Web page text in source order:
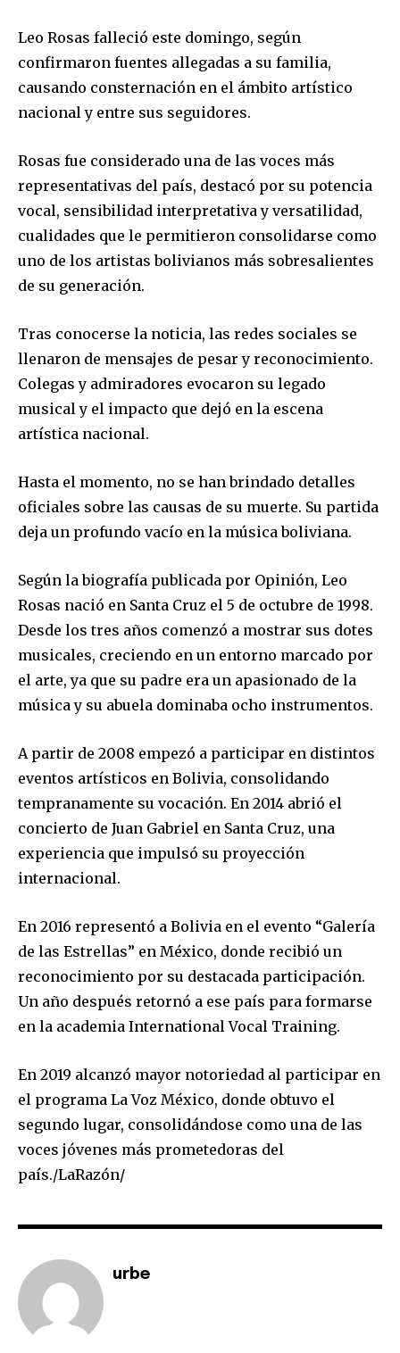
Join our community of
SUBSCRIBERS and be part of the
conversation.
or click the subscribe button below. Don't worry, we respect
your privacy and won't spam your inbox. Your information is
safe with us.
SUBSCRIBE
I've read and accept the
Leo Rosas falleció este domingo, según
confirmaron fuentes allegadas a su familia,
causando consternación en el ámbito artístico
nacional y entre sus seguidores.
Rosas fue considerado una de las voces más
representativas del país, destacó por su potencia
vocal, sensibilidad interpretativa y versatilidad,
cualidades que le permitieron consolidarse como
uno de los artistas bolivianos más sobresalientes
de su generación.
Tras conocerse la noticia, las redes sociales se
llenaron de mensajes de pesar y reconocimiento.
Colegas y admiradores evocaron su legado
musical y el impacto que dejó en la escena
artística nacional.
Hasta el momento, no se han brindado detalles
oficiales sobre las causas de su muerte. Su partida
deja un profundo vacío en la música boliviana.
Según la biografía publicada por Opinión, Leo
Rosas nació en Santa Cruz el 5 de octubre de 1998.
Desde los tres años comenzó a mostrar sus dotes
musicales, creciendo en un entorno marcado por
el arte, ya que su padre era un apasionado de la
música y su abuela dominaba ocho instrumentos.
A partir de 2008 empezó a participar en distintos
eventos artísticos en Bolivia, consolidando
tempranamente su vocación. En 2014 abrió el
concierto de Juan Gabriel en Santa Cruz, una
experiencia que impulsó su proyección
internacional.
En 2016 representó a Bolivia en el evento “Galería
de las Estrellas” en México, donde recibió un
reconocimiento por su destacada participación.
Un año después retornó a ese país para formarse
en la academia International Vocal Training.
En 2019 alcanzó mayor notoriedad al participar en
el programa La Voz México, donde obtuvo el
segundo lugar, consolidándose como una de las
voces jóvenes más prometedoras del
país./LaRazón/
urbe